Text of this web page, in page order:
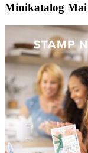
Minikatalog Mai